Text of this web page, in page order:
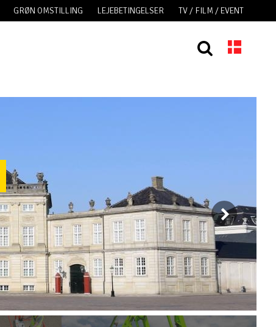
GRØN OMSTILLING LEJEBETINGELSER TV / FILM / EVENT